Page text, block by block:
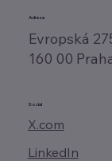
Adresa
Evropská
160 00
Social
X.com
LinkedIn